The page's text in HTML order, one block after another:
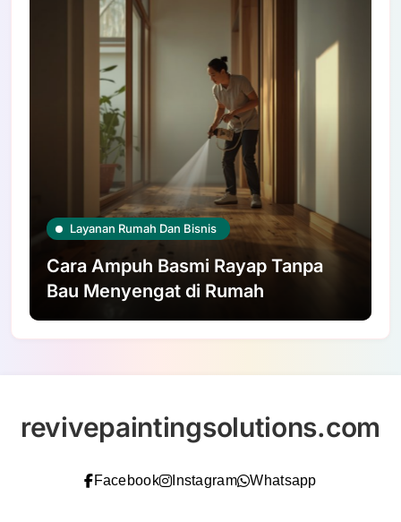
Layanan Rumah Dan Bisnis
Cara Ampuh Basmi Rayap Tanpa
Bau Menyengat di Rumah
revivepaintingsolutions.com
Facebook Instagram Whatsapp